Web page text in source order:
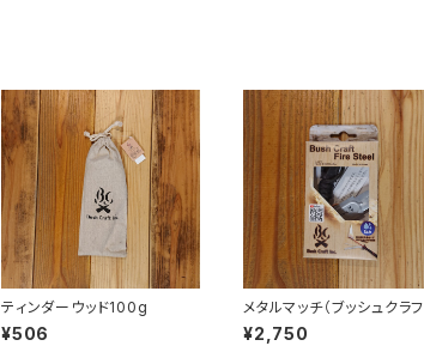
ティンダーウッド100g
¥506
メタルマッチ（ブッシュクラフ
ト・ファイヤースチール）
¥2,750